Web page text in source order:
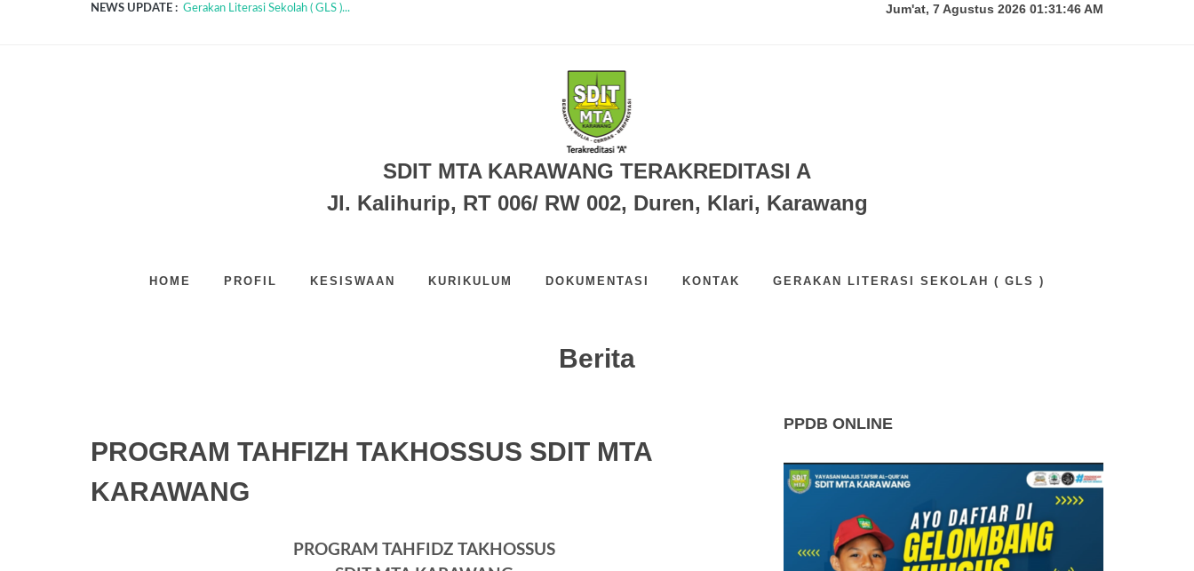
NEWS UPDATE : Gerakan Literasi Sekolah ( GLS )...
SDIT MTA KARAWANG MERAIH 3 EMAS DALAM KEJUARAAN UNSIKA PENC...
KEGIATAN AWALUSSANAH DAN HALAL BI HALAL SDIT MTA KARAWANG T...
Jum'at, 7 Agustus 2026 01:31:47 AM
SDIT MTA KARAWANG TERAKREDITASI A
Jl. Kalihurip, RT 006/ RW 002, Duren, Klari, Karawang
HOME PROFIL KESISWAAN KURIKULUM DOKUMENTASI KONTAK GERAKAN LITERASI SEKOLAH ( GLS )
Berita
PROGRAM TAHFIZH TAKHOSSUS SDIT MTA
KARAWANG
PROGRAM TAHFIDZ TAKHOSSUS
PPDB ONLINE